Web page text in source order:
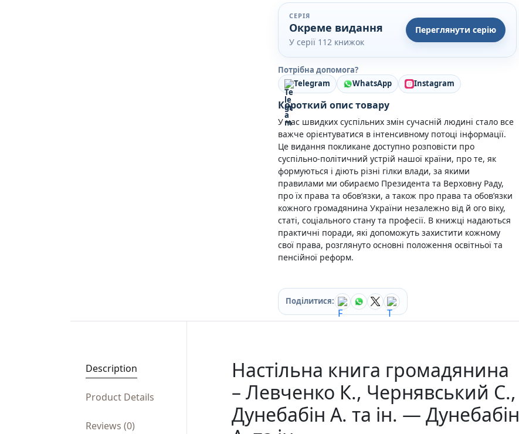
Казки Вірші Оповідання
Вчимося читати
Прописи для дітей
Багаторазові прописи / Книги на липучках
Книги для першого читання
Самостійне читання (6+)
Книги для читання 10+
Розмальовки та Аплікації
Енциклопедії
Навчальні книги
Розвивальні та пізнавальні книги
Книги про Україну
Ігри для дітей
Різдвяні / Зимові
Книги для молоді
Пазли
Каталог авторів
Жанри
Тематичні підбірки
Love story mood: підбірка книжок для неї
Біографії що надихають
Історії сильних жінок
Книжкові історії на екрані
Подарункові книги
Сучасна українська проза
Канцтовари
Закладки
Зошити
СЕРІЯ
Окреме видання
У серії 112 книжок
Переглянути серію
Потрібна допомога?
Telegram
WhatsApp Instagram
Короткий опис товару
У час швидких суспільних змін сучасній людині стало все
важче орієнтуватися в інтенсивному потоці інформації.
Це видання покликане доступно розповісти про
суспільно-політичний устрій нашої країни, про те, як
формуються і діють різні гілки влади, за якими
правилами ми обираємо Президента та Верховну Раду,
про їх права та обов’язки, а також про права та обов’язки
кожного громадянина України незалежно від й ого віку,
статі, соціального стану та професії. В книжці надаються
практичні поради, які допоможуть захистити кожному
свої права, розглянуто основні положення освітньої та
пенсійної реформ.
Поділитися:
Description
Product Details
Reviews (0)
Настільна книга громадянина
– Левченко К., Чернявський С.,
Дунебабін А. та ін. — Дунебабін